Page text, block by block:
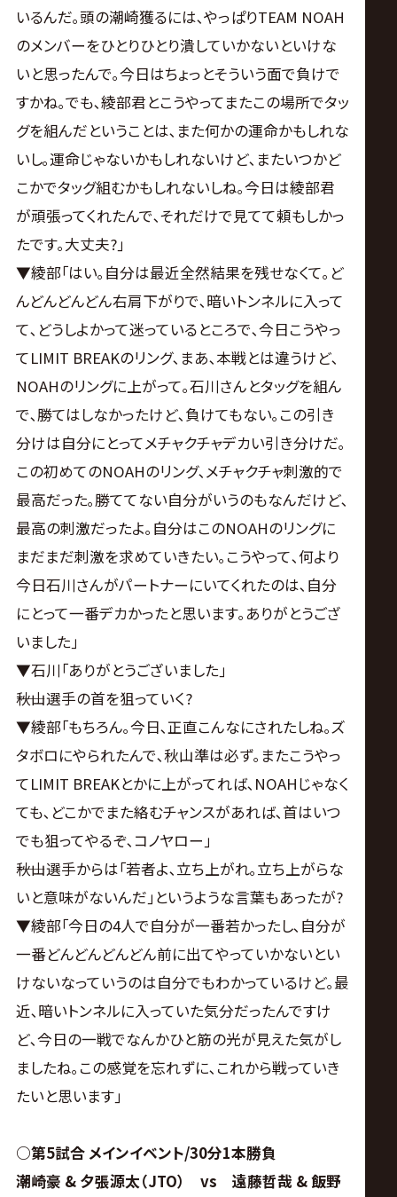
いるんだ｡頭の潮崎獲るには､やっぱりTEAM NOAH
のメンバーをひとりひとり潰していかないといけな
いと思ったんで｡今日はちょっとそういう面で負けで
すかね｡でも､綾部君とこうやってまたこの場所でタッ
グを組んだということは､また何かの運命かもしれな
いし｡運命じゃないかもしれないけど､またいつかど
こかでタッグ組むかもしれないしね｡今日は綾部君
が頑張ってくれたんで､それだけで見てて頼もしかっ
たです｡大丈夫?｣
▼綾部｢はい｡自分は最近全然結果を残せなくて｡ど
んどんどんどん右肩下がりで､暗いトンネルに入って
て､どうしよかって迷っているところで､今日こうやっ
てLIMIT BREAKのリング､まあ､本戦とは違うけど､
NOAHのリングに上がって｡石川さんとタッグを組ん
で､勝てはしなかったけど､負けてもない｡この引き
分けは自分にとってメチャクチャデカい引き分けだ｡
この初めてのNOAHのリング､メチャクチャ刺激的で
最高だった｡勝ててない自分がいうのもなんだけど､
最高の刺激だったよ｡自分はこのNOAHのリングに
まだまだ刺激を求めていきたい｡こうやって､何より
今日石川さんがパートナーにいてくれたのは､自分
にとって一番デカかったと思います｡ありがとうござ
いました｣
▼石川｢ありがとうございました｣
――秋山選手の首を狙っていく?
▼綾部｢もちろん｡今日､正直こんなにされたしね｡ズ
タボロにやられたんで､秋山準は必ず｡またこうやっ
てLIMIT BREAKとかに上がってれば､NOAHじゃなく
ても､どこかでまた絡むチャンスがあれば､首はいつ
でも狙ってやるぞ､コノヤロー｣
――秋山選手からは｢若者よ､立ち上がれ｡立ち上がらな
いと意味がないんだ｣というような言葉もあったが?
▼綾部｢今日の4人で自分が一番若かったし､自分が
一番どんどんどんどん前に出てやっていかないとい
けないなっていうのは自分でもわかっているけど｡最
近､暗いトンネルに入っていた気分だったんですけ
ど､今日の一戦でなんかひと筋の光が見えた気がし
ましたね｡この感覚を忘れずに､これから戦っていき
たいと思います｣
○第5試合 メインイベント/30分1本勝負
潮崎豪 & 夕張源太（JTO） vs 遠藤哲哉 & 飯野